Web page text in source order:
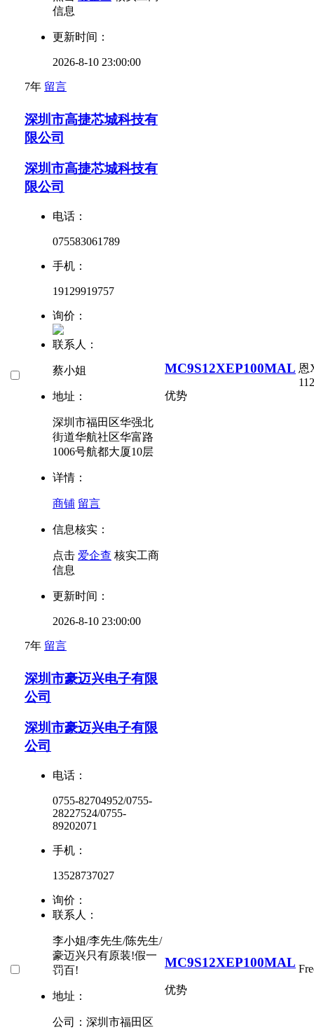
信息
更新时间：
2026-8-10 23:00:00
7年 留言
深圳市高捷芯城科技有
限公司
深圳市高捷芯城科技有
限公司
电话：
075583061789
手机：
19129919757
询价：
联系人：
蔡小姐
地址：
深圳市福田区华强北
街道华航社区华富路
1006号航都大厦10层
详情：
商铺 留言
信息核实：
点击 爱企查 核实工商
信息
更新时间：
2026-8-10 23:00:00
7年 留言
MC9S12XEP100MAL
优势
恩
深圳市豪迈兴电子有限
公司
深圳市豪迈兴电子有限
公司
电话：
0755-82704952/0755-
28227524/0755-
89202071
手机：
13528737027
询价：
联系人：
李小姐/李先生/陈先生/
豪迈兴只有原装!假一
罚百!
地址：
公司：深圳市福田区
MC9S12XEP100MAL
优势